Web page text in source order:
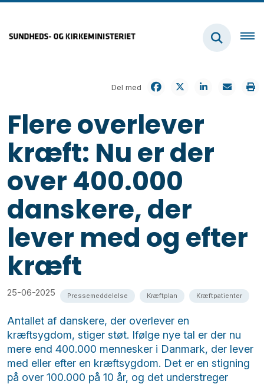
Del med
Flere overlever
kræft: Nu er der
over 400.000
danskere, der
lever med og efter
kræft
25-06-2025 Pressemeddelelse Kræftplan Kræftpatienter
Antallet af danskere, der overlever en
kræftsygdom, stiger støt. Ifølge nye tal er der nu
mere end 400.000 mennesker i Danmark, der lever
med eller efter en kræftsygdom. Det er en stigning
på over 100.000 på 10 år, og det understreger